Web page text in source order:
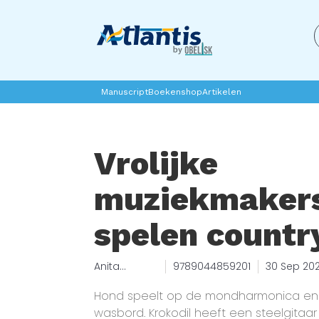
ManuscriptBoekenshopArtikelen
Vrolijke
spelen
Anita
9789044859201 30 Sep
Hond speelt op de mondharmonica
wasbord. Krokodil heeft een